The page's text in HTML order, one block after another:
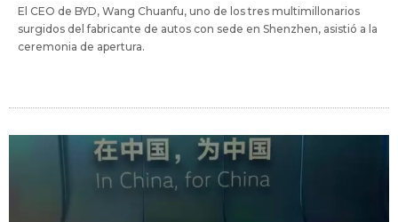
El CEO de BYD, Wang Chuanfu, uno de los tres multimillonarios
surgidos del fabricante de autos con sede en Shenzhen, asistió a la
ceremonia de apertura.